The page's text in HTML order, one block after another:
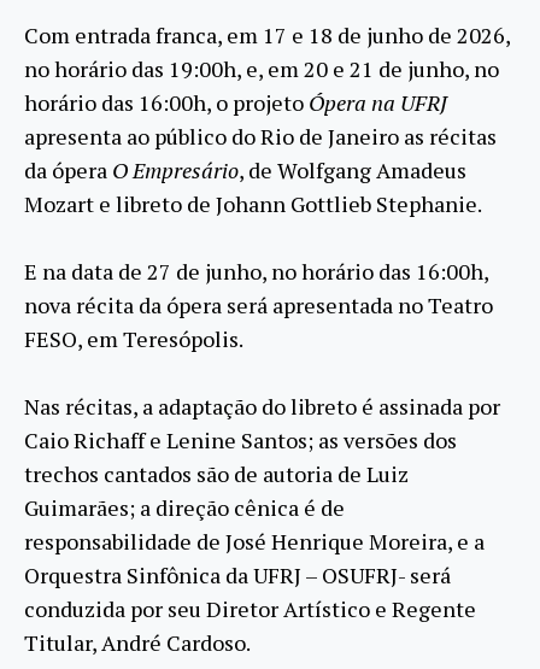
Com entrada franca, em 17 e 18 de junho de 2026,
no horário das 19:00h, e, em 20 e 21 de junho, no
horário das 16:00h, o projeto Ópera na UFRJ
apresenta ao público do Rio de Janeiro as récitas
da ópera O Empresário, de Wolfgang Amadeus
Mozart e libreto de Johann Gottlieb Stephanie.
E na data de 27 de junho, no horário das 16:00h,
nova récita da ópera será apresentada no Teatro
FESO, em Teresópolis.
Nas récitas, a adaptação do libreto é assinada por
Caio Richaff e Lenine Santos; as versões dos
trechos cantados são de autoria de Luiz
Guimarães; a direção cênica é de
responsabilidade de José Henrique Moreira, e a
Orquestra Sinfônica da UFRJ – OSUFRJ- será
conduzida por seu Diretor Artístico e Regente
Titular, André Cardoso.